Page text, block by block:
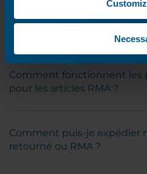
Comment fonctionnent les
pour les articles RMA ?
Comment puis-je expédier
retourné ou RMA ?